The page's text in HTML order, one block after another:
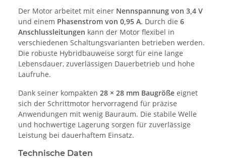
Der Motor arbeitet mit einer Nennspannung von 3,4 V
und einem Phasenstrom von 0,95 A. Durch die 6
Anschlussleitungen kann der Motor flexibel in
verschiedenen Schaltungsvarianten betrieben werden.
Die robuste Hybridbauweise sorgt für eine lange
Lebensdauer, zuverlässigen Dauerbetrieb und hohe
Laufruhe.
Dank seiner kompakten 28 × 28 mm Baugröße eignet
sich der Schrittmotor hervorragend für präzise
Anwendungen mit wenig Bauraum. Die stabile Welle
und hochwertige Lagerung sorgen für zuverlässige
Leistung bei dauerhaftem Einsatz.
Technische Daten